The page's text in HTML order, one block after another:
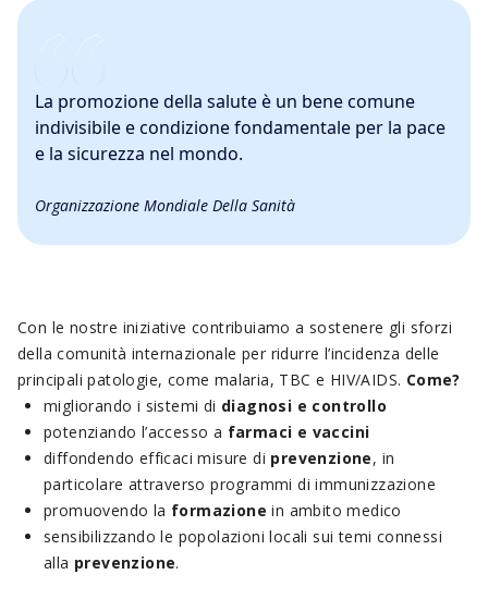
La promozione della salute è un bene comune
indivisibile e condizione fondamentale per la pace
e la sicurezza nel mondo.
Organizzazione Mondiale Della Sanità
Con le nostre iniziative contribuiamo a sostenere gli sforzi
della comunità internazionale per ridurre l’incidenza delle
principali patologie, come malaria, TBC e HIV/AIDS. Come?
migliorando i sistemi di diagnosi e controllo
potenziando l’accesso a farmaci e vaccini
diffondendo efficaci misure di prevenzione, in
particolare attraverso programmi di immunizzazione
promuovendo la formazione in ambito medico
sensibilizzando le popolazioni locali sui temi connessi
alla prevenzione.